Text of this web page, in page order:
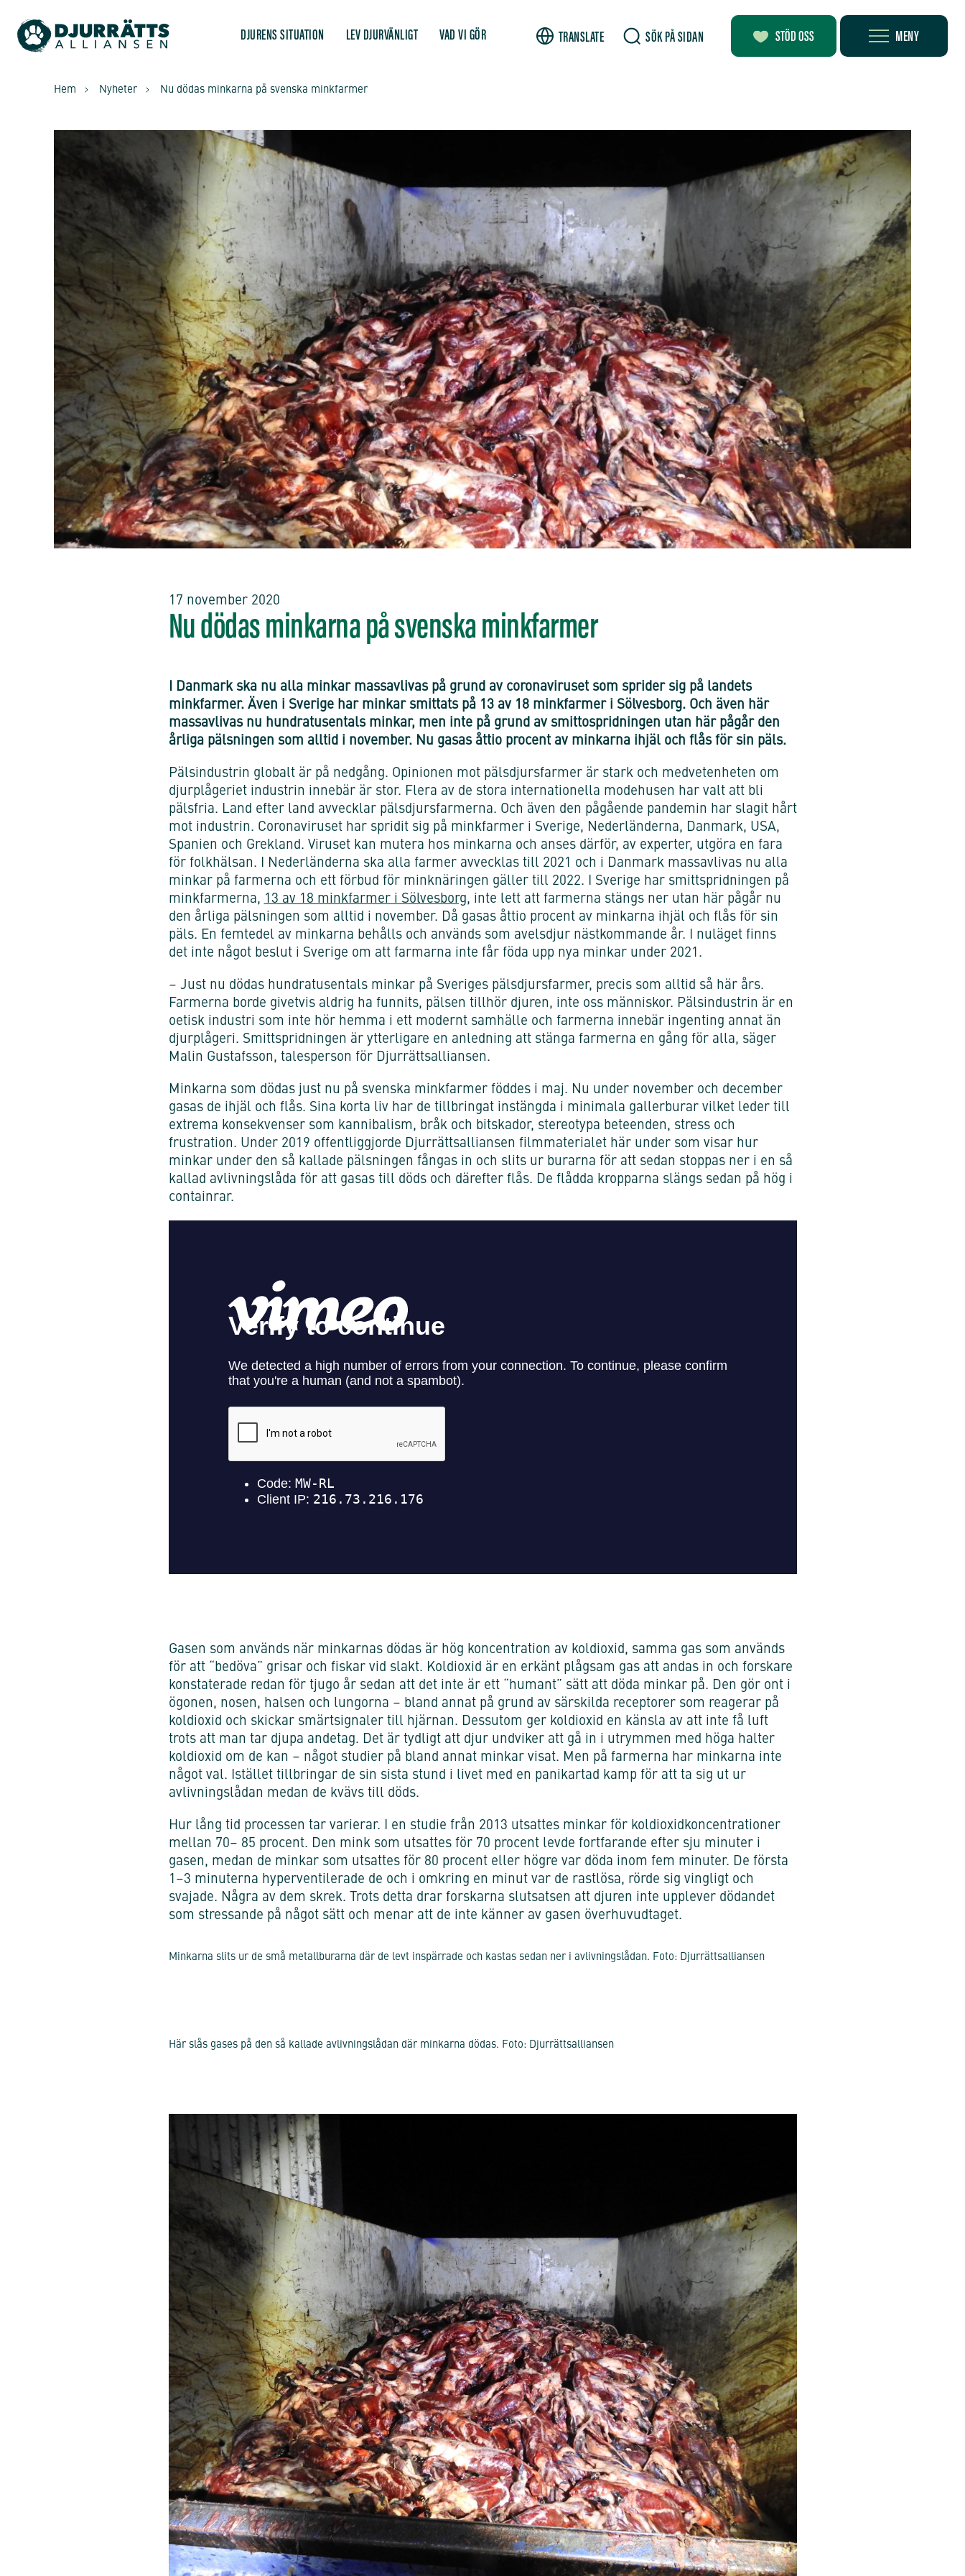
DJURENS SITUATION LEV DJURVÄNLIGT VAD VI GÖR TRANSLATE SÖK PÅ SIDAN STÖD OSS MENY
Hem Nyheter Nu dödas minkarna på svenska minkfarmer
17 november 2020
Nu dödas minkarna på svenska minkfarmer
I Danmark ska nu alla minkar massavlivas på grund av coronaviruset som sprider sig på landets
minkfarmer. Även i Sverige har minkar smittats på 13 av 18 minkfarmer i Sölvesborg. Och även här
massavlivas nu hundratusentals minkar, men inte på grund av smittospridningen utan här pågår den
årliga pälsningen som alltid i november. Nu gasas åttio procent av minkarna ihjäl och flås för sin päls.
Pälsindustrin globalt är på nedgång. Opinionen mot pälsdjursfarmer är stark och medvetenheten om
djurplågeriet industrin innebär är stor. Flera av de stora internationella modehusen har valt att bli
pälsfria. Land efter land avvecklar pälsdjursfarmerna. Och även den pågående pandemin har slagit hårt
mot industrin. Coronaviruset har spridit sig på minkfarmer i Sverige, Nederländerna, Danmark, USA,
Spanien och Grekland. Viruset kan mutera hos minkarna och anses därför, av experter, utgöra en fara
för folkhälsan. I Nederländerna ska alla farmer avvecklas till 2021 och i Danmark massavlivas nu alla
minkar på farmerna och ett förbud för minknäringen gäller till 2022. I Sverige har smittspridningen på
minkfarmerna, 13 av 18 minkfarmer i Sölvesborg, inte lett att farmerna stängs ner utan här pågår nu
den årliga pälsningen som alltid i november. Då gasas åttio procent av minkarna ihjäl och flås för sin
päls. En femtedel av minkarna behålls och används som avelsdjur nästkommande år. I nuläget finns
det inte något beslut i Sverige om att farmarna inte får föda upp nya minkar under 2021.
– Just nu dödas hundratusentals minkar på Sveriges pälsdjursfarmer, precis som alltid så här års.
Farmerna borde givetvis aldrig ha funnits, pälsen tillhör djuren, inte oss människor. Pälsindustrin är en
oetisk industri som inte hör hemma i ett modernt samhälle och farmerna innebär ingenting annat än
djurplågeri. Smittspridningen är ytterligare en anledning att stänga farmerna en gång för alla, säger
Malin Gustafsson, talesperson för Djurrättsalliansen.
Minkarna som dödas just nu på svenska minkfarmer föddes i maj. Nu under november och december
gasas de ihjäl och flås. Sina korta liv har de tillbringat instängda i minimala gallerburar vilket leder till
extrema konsekvenser som kannibalism, bråk och bitskador, stereotypa beteenden, stress och
frustration. Under 2019 offentliggjorde Djurrättsalliansen filmmaterialet här under som visar hur
minkar under den så kallade pälsningen fångas in och slits ur burarna för att sedan stoppas ner i en så
kallad avlivningslåda för att gasas till döds och därefter flås. De flådda kropparna slängs sedan på hög i
containrar.
Gasen som används när minkarnas dödas är hög koncentration av koldioxid, samma gas som används
för att “bedöva” grisar och fiskar vid slakt. Koldioxid är en erkänt plågsam gas att andas in och forskare
konstaterade redan för tjugo år sedan att det inte är ett “humant” sätt att döda minkar på. Den gör ont i
ögonen, nosen, halsen och lungorna – bland annat på grund av särskilda receptorer som reagerar på
koldioxid och skickar smärtsignaler till hjärnan. Dessutom ger koldioxid en känsla av att inte få luft
trots att man tar djupa andetag. Det är tydligt att djur undviker att gå in i utrymmen med höga halter
koldioxid om de kan – något studier på bland annat minkar visat. Men på farmerna har minkarna inte
något val. Istället tillbringar de sin sista stund i livet med en panikartad kamp för att ta sig ut ur
avlivningslådan medan de kvävs till döds.
Hur lång tid processen tar varierar. I en studie från 2013 utsattes minkar för koldioxidkoncentrationer
mellan 70– 85 procent. Den mink som utsattes för 70 procent levde fortfarande efter sju minuter i
gasen, medan de minkar som utsattes för 80 procent eller högre var döda inom fem minuter. De första
1–3 minuterna hyperventilerade de och i omkring en minut var de rastlösa, rörde sig vingligt och
svajade. Några av dem skrek. Trots detta drar forskarna slutsatsen att djuren inte upplever dödandet
som stressande på något sätt och menar att de inte känner av gasen överhuvudtaget.
Minkarna slits ur de små metallburarna där de levt inspärrade och kastas sedan ner i avlivningslådan. Foto: Djurrättsalliansen
Här slås gases på den så kallade avlivningslådan där minkarna dödas. Foto: Djurrättsalliansen